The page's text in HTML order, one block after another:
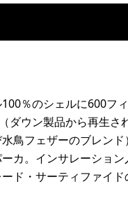
％のシェルに600フ
ダウン製品から再生さ
鳥フェザーのブレンド
カ。インサレーショ
ド・サーティファイ